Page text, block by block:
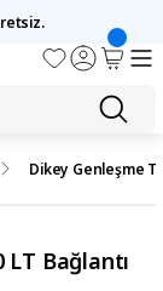
Dikey Genleşme
LT Bağlantı